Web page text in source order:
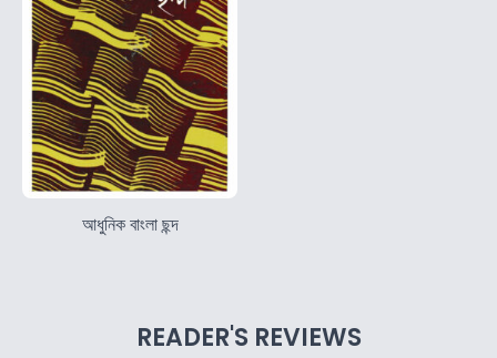
আধুনিক বাংলা ছন্দ
READER'S REVIEWS